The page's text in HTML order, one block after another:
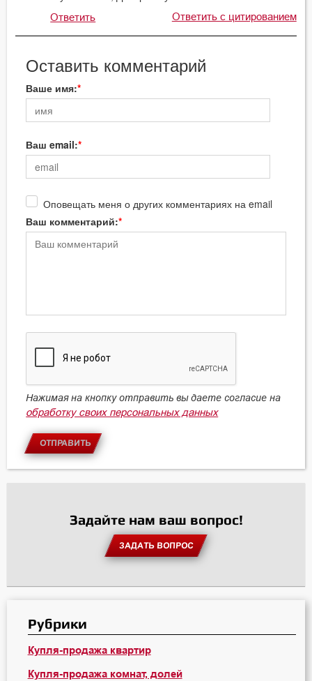
Ответить Ответить с цитированием
Оставить комментарий
Ваше имя:
Ваш email:
Оповещать меня о других комментариях на email
Ваш комментарий:
Нажимая на кнопку отправить вы даете согласие на
обработку своих персональных данных
ОТПРАВИТЬ
Задайте нам ваш вопрос!
ЗАДАТЬ ВОПРОС
Рубрики
Купля-продажа квартир
Купля-продажа комнат, долей